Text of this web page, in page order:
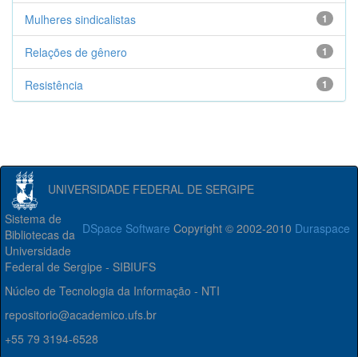
1
Mulheres sindicalistas
1
Relações de gênero
1
Resistência
UNIVERSIDADE FEDERAL DE SERGIPE
DSpace Software Copyright © 2002-2010 Duraspace
Sistema de
Bibliotecas da
Universidade
Federal de Sergipe - SIBIUFS
Núcleo de Tecnologia da Informação - NTI
repositorio@academico.ufs.br
+55 79 3194-6528